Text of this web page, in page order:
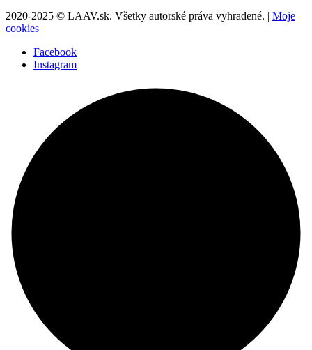
2020-2025 © LAAV.sk. Všetky autorské práva vyhradené. | Moje
cookies
Facebook
Instagram